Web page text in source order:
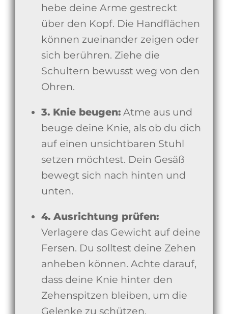
hebe deine Arme gestreckt
über den Kopf. Die Handflächen
können zueinander zeigen oder
sich berühren. Ziehe die
Schultern bewusst weg von den
Ohren.
3. Knie beugen:Atme aus und
beuge deine Knie, als ob du dich
auf einen unsichtbaren Stuhl
setzen möchtest. Dein Gesäß
bewegt sich nach hinten und
unten.
4. Ausrichtung prüfen:
Verlagere das Gewicht auf deine
Fersen. Du solltest deine Zehen
anheben können. Achte darauf,
dass deine Knie hinter den
Zehenspitzen bleiben, um die
Gelenke zu schützen.